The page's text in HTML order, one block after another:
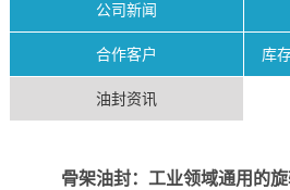
公司新闻
合作客户 库
油封资讯
骨架油封：工业领域通用的